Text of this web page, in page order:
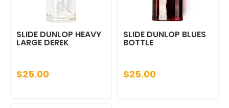
SLIDE DUNLOP HEAVY
LARGE DEREK
$25.00
SLIDE DUNLOP BLUES
BOTTLE
$25.00